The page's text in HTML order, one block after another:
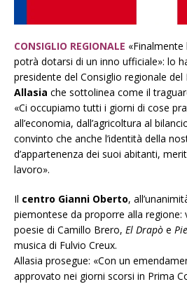
CONSIGLIO REGIONALE
potrà dotarsi di un inno ufficiale»: lo
presidente del Consiglio regionale del
Allasia che sottolinea come il
«Ci occupiamo tutti i giorni di cose
all’economia, dall’agricoltura al
convinto che anche l’identità della
d’appartenenza dei suoi abitanti,
lavoro».
Il centro Gianni Oberto,
piemontese da proporre alla regione:
poesie di Camillo Brero, El Drapò e
musica di Fulvio Creux.
Allasia prosegue: «Con un
approvato nei giorni scorsi in Prima